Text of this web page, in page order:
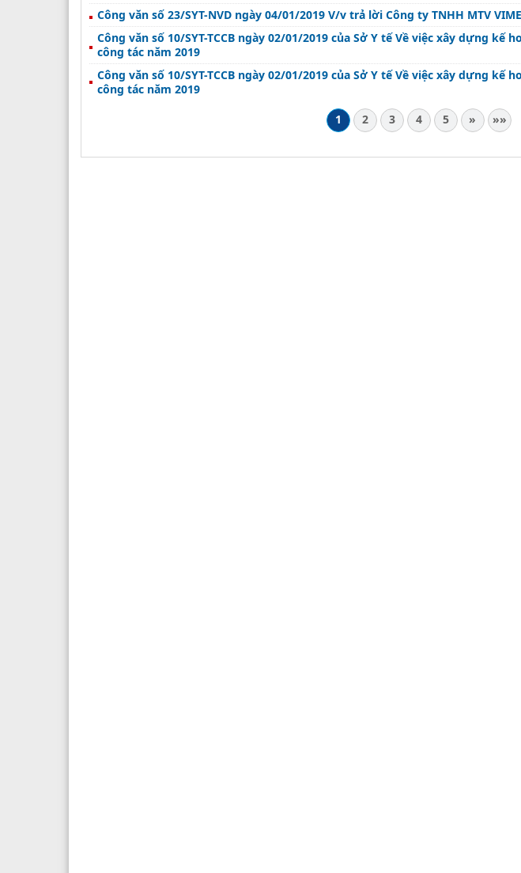
Công văn số 23/SYT-NVD ngày 04/01/2019 V/v trả lời Công ty TNHH MTV
Công văn số 10/SYT-TCCB ngày 02/01/2019 của Sở Y tế Về việc xây dựng kế
công tác năm 2019
Công văn số 10/SYT-TCCB ngày 02/01/2019 của Sở Y tế Về việc xây dựng kế
công tác năm 2019
1
2 3 4 5 » »»